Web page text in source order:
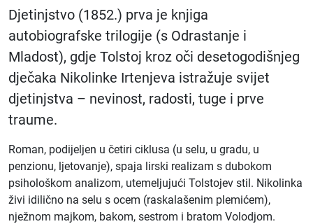
Djetinjstvo (1852.) prva je knjiga
autobiografske trilogije (s Odrastanje i
Mladost), gdje Tolstoj kroz oči desetogodišnjeg
dječaka Nikolinke Irtenjeva istražuje svijet
djetinjstva – nevinost, radosti, tuge i prve
traume.
Roman, podijeljen u četiri ciklusa (u selu, u gradu, u
penzionu, ljetovanje), spaja lirski realizam s dubokom
psihološkom analizom, utemeljujući Tolstojev stil. Nikolinka
živi idilično na selu s ocem (raskalašenim plemićem),
nježnom majkom, bakom, sestrom i bratom Volodjom.